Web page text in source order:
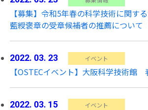
【募集】令和5年春の科学技術に関す
藍綬褒章の受章候補者の推薦について
2022. 03. 23 イベント
【OSTECイベント】大阪科学技術館
2022. 03. 15 イベント